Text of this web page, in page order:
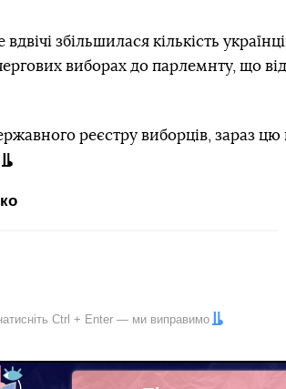
збільшилася кількість
виборах до парлемнту, що
реєстру виборців, зараз
Ctrl + Enter — ми виправимо